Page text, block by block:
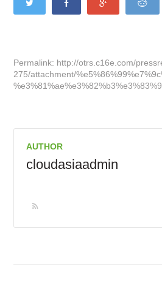
Permalink: http://otrs.c16e.com/
275/attachment/
AUTHOR
cloudasiaadmin